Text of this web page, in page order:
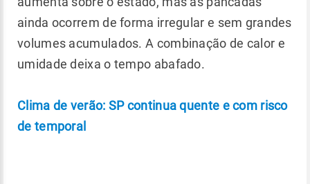
ainda ocorrem de forma irregular e sem grandes
volumes acumulados. A combinação de calor e
umidade deixa o tempo abafado.
Clima de verão: SP continua quente e com risco
de temporal